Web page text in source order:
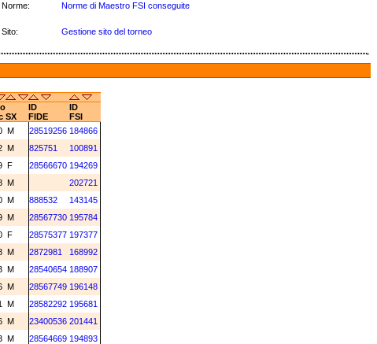
Norme: Norme di Maestro FSI conseguite
Sito: Gestione sito del torneo
ID
ID
SX FIDE
FSI
M 28519256 184866
M 825751
100891
F 28566670 194269
M
202721
M 888532
143145
M 28567730 195784
F 28575377 197377
M 2872981
168992
M 28540654 188907
M 28567749 196148
M 28582292 195681
M 23400536 201441
M 28564669 194893